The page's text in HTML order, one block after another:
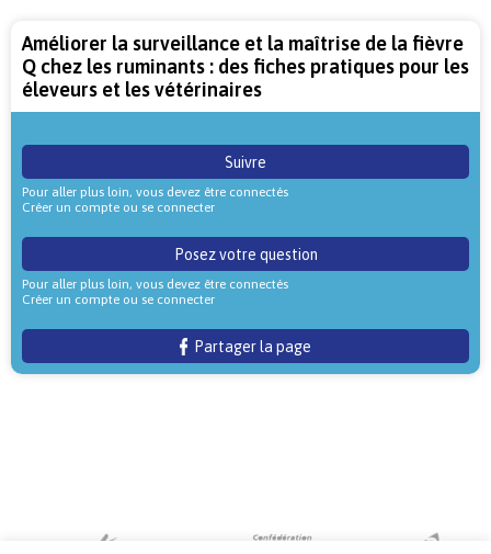
Améliorer la surveillance et la maîtrise de la fièvre
Q chez les ruminants : des fiches pratiques pour les
éleveurs et les vétérinaires
Suivre
Pour aller plus loin, vous devez être connectés
Créer un compte ou se connecter
Posez votre question
Pour aller plus loin, vous devez être connectés
Créer un compte ou se connecter
Partager la page